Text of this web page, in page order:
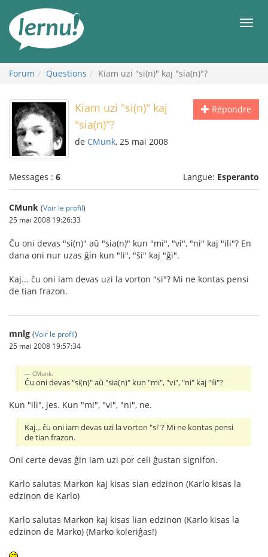
contenu
Forum Questions Kiam uzi "si(n)" kaj "sia(n)"?
Répondre
Kiam uzi "si(n)" kaj
"sia(n)"?
de CMunk, 25 mai 2008
Messages : 6 Langue: Esperanto
CMunk (Voir le profil)
25 mai 2008 19:26:33
Ĉu oni devas "si(n)" aŭ "sia(n)" kun "mi", "vi", "ni" kaj "ili"? En
dana oni nur uzas ĝin kun "li", "ŝi" kaj "ĝi".
Kaj... ĉu oni iam devas uzi la vorton "si"? Mi ne kontas pensi
de tian frazon.
mnlg (Voir le profil)
25 mai 2008 19:57:34
CMunk:
Ĉu oni devas "si(n)" aŭ "sia(n)" kun "mi", "vi", "ni" kaj "ili"?
Kun "ili", jes. Kun "mi", "vi", "ni", ne.
Kaj... ĉu oni iam devas uzi la vorton "si"? Mi ne kontas pensi
de tian frazon.
Oni certe devas ĝin iam uzi por celi ĝustan signifon.
Karlo salutas Markon kaj kisas sian edzinon (Karlo kisas la
edzinon de Karlo)
Karlo salutas Markon kaj kisas lian edzinon (Karlo kisas la
edzinon de Marko) (Marko koleriĝas!)